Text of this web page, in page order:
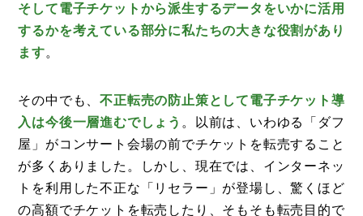
そして電子チケットから派生するデータをいかに活用
するかを考えている部分に私たちの大きな役割があり
ます。
その中でも、不正転売の防止策として電子チケット導
入は今後一層進むでしょう 。以前は、いわゆる「ダフ
屋」がコンサート会場の前でチケットを転売すること
が多くありました。しかし、現在では、インターネッ
トを利用した不正な「リセラー」が登場し、驚くほど
の高額でチケットを転売したり、そもそも転売目的で